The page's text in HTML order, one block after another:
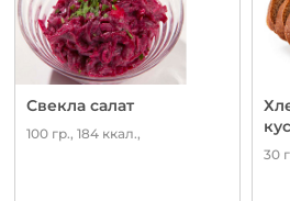
Свекла салат
100 гр., 184 ккал.,
30